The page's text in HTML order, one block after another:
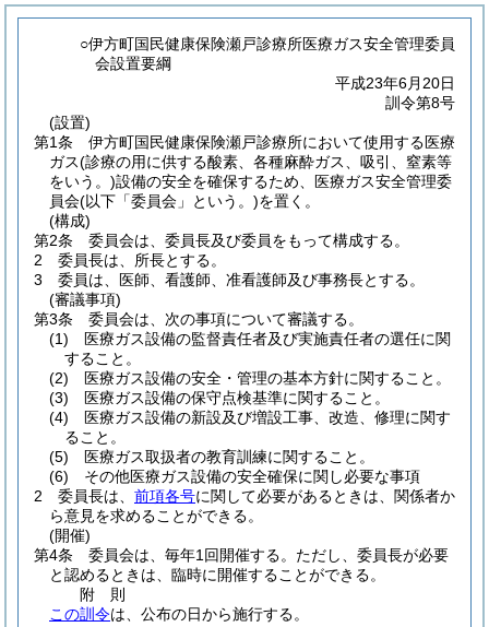
○伊方町国民健康保険瀬戸診療所医療ガス安全管理委員
会設置要綱
平成23年6月20日
訓令第8号
(設置)
第1条
伊方町国民健康保険瀬戸診療所において使用する医療
ガス(診療の用に供する酸素、各種麻酔ガス、吸引、窒素等
をいう。)設備の安全を確保するため、医療ガス安全管理委
員会(以下「委員会」という。)を置く。
(構成)
第2条
委員会は、委員長及び委員をもって構成する。
2
委員長は、所長とする。
3
委員は、医師、看護師、准看護師及び事務長とする。
(審議事項)
第3条
委員会は、次の事項について審議する。
(1)
医療ガス設備の監督責任者及び実施責任者の選任に関
すること。
(2)
医療ガス設備の安全・管理の基本方針に関すること。
(3)
医療ガス設備の保守点検基準に関すること。
(4)
医療ガス設備の新設及び増設工事、改造、修理に関す
ること。
(5)
医療ガス取扱者の教育訓練に関すること。
(6)
その他医療ガス設備の安全確保に関し必要な事項
2
委員長は、 前項各号に関して必要があるときは、関係者か
ら意見を求めることができる。
(開催)
第4条
委員会は、毎年1回開催する。 ただし、委員長が必要
と認めるときは、臨時に開催することができる。
附 則
この訓令は、公布の日から施行する。